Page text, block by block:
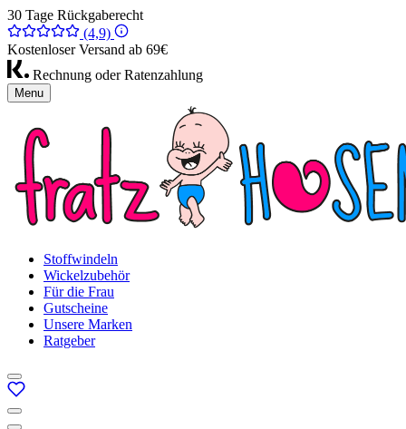
30 Tage Rückgaberecht
(4,9)
Kostenloser Versand ab 69€
Rechnung oder Ratenzahlung
Menu
Stoffwindeln
Wickelzubehör
Für die Frau
Gutscheine
Unsere Marken
Ratgeber